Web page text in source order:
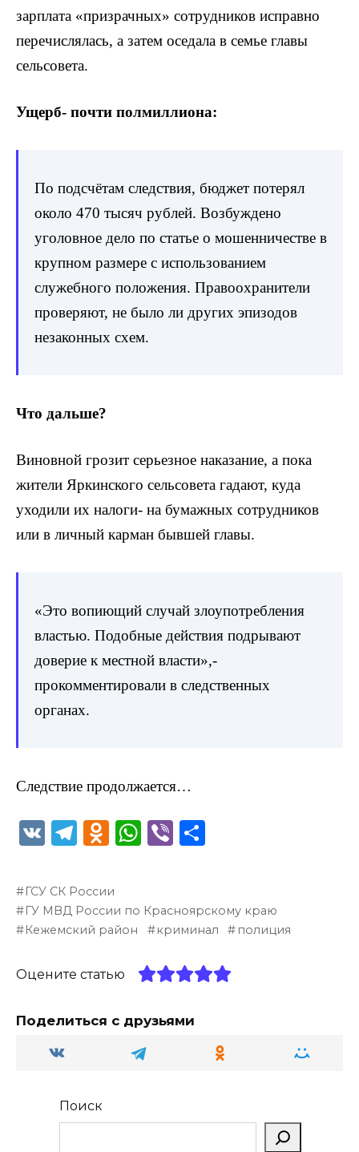
зарплата «призрачных» сотрудников исправно
перечислялась, а затем оседала в семье главы
сельсовета.
Ущерб- почти полмиллиона:
По подсчётам следствия, бюджет потерял
около 470 тысяч рублей. Возбуждено
уголовное дело по статье о мошенничестве в
крупном размере с использованием
служебного положения. Правоохранители
проверяют, не было ли других эпизодов
незаконных схем.
Что дальше?
Виновной грозит серьезное наказание, а пока
жители Яркинского сельсовета гадают, куда
уходили их налоги- на бумажных сотрудников
или в личный карман бывшей главы.
«Это вопиющий случай злоупотребления
властью. Подобные действия подрывают
доверие к местной власти»,-
прокомментировали в следственных
органах.
Следствие продолжается…
V
T
e
g
ra
O
n
o
kl
ss
ni
ki
W
ts
A
p
p
Vi
р
а
в
и
ь
ГСУ СК России
ГУ МВД России по Красноярскому краю
Кежемский район
криминал полиция
Оцените статью
Поделиться с друзьями
Поиск